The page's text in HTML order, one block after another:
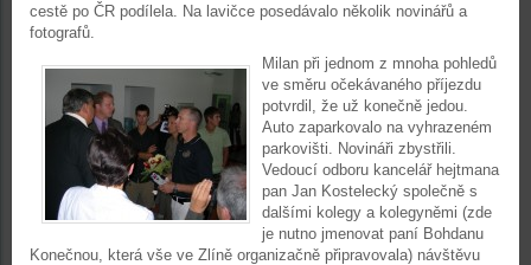
cestě po ČR podílela. Na lavičce posedávalo několik novinářů a
fotografů.
Milan při jednom z mnoha pohledů
ve směru očekávaného příjezdu
potvrdil, že už konečně jedou.
Auto zaparkovalo na vyhrazeném
parkovišti. Novináři zbystřili.
Vedoucí odboru kancelář hejtmana
pan Jan Kostelecký společně s
dalšími kolegy a kolegyněmi (zde
je nutno jmenovat paní Bohdanu
Konečnou, která vše ve Zlíně organizačně připravovala) návštěvu